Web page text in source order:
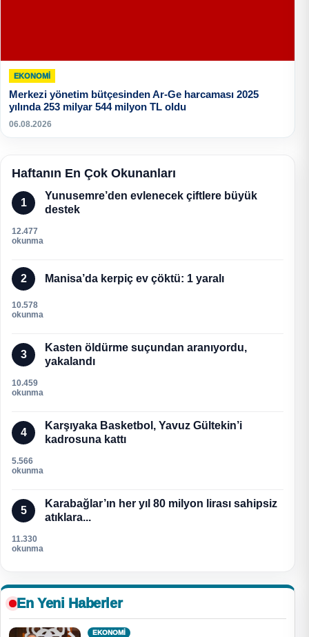
EKONOMI
Merkezi yönetim bütçesinden Ar-Ge harcaması 2025
yılında 253 milyar 544 milyon TL oldu
06.08.2026
Haftanın En Çok Okunanları
1
Yunusemre’den evlenecek çiftlere büyük
destek
12.477
okunma
2 Manisa’da kerpiç ev çöktü: 1 yaralı
10.578
okunma
3
Kasten öldürme suçundan aranıyordu,
yakalandı
10.459
okunma
4
Karşıyaka Basketbol, Yavuz Gültekin’i
kadrosuna kattı
5.566
okunma
5
Karabağlar’ın her yıl 80 milyon lirası sahipsiz
atıklara...
11.330
okunma
En Yeni Haberler
EKONOMI